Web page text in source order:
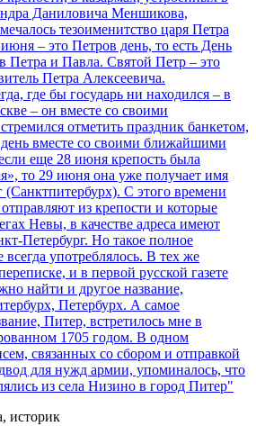
Даниловича Меншикова,
тезоименитство царя Петра
– это Петров день, то есть День
Петра и Павла. Святой Петр – это
Петра Алексеевича.
где бы государь ни находился – в
– он вместе со своими
отметить праздник банкетом,
день вместе со своими ближайшими
еще 28 июня крепость была
то 29 июня она уже получает имя
(Санктпитербурх). С этого времени
из крепости и которые
Невы, в качестве адреса имеют
Петербург. Но такое полное
всегда употреблялось. В тех же
и в первой русской газете
найти и другое название,
Петербурх. А самое
Питер, встретилось мне в
1705 годом. В одном
связанных со сбором и отправкой
для нужд армии, упоминалось, что
из села Низино в город Питер"
историк